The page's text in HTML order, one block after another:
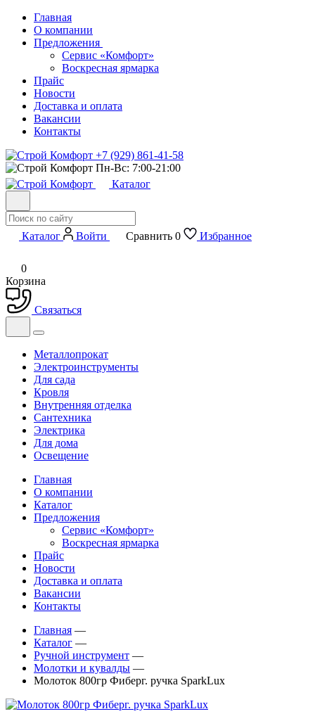
Главная
О компании
Предложения
Сервис «Комфорт»
Воскресная ярмарка
Прайс
Новости
Доставка и оплата
Вакансии
Контакты
+7 (929) 861-41-58
Пн-Вс: 7:00-21:00
Каталог
Каталог Войти Сравнить 0 Избранное
0
Корзина
Связаться
Металлопрокат
Электроинструменты
Для сада
Кровля
Внутренняя отделка
Сантехника
Электрика
Для дома
Освещение
Главная
О компании
Каталог
Предложения
Сервис «Комфорт»
Воскресная ярмарка
Прайс
Новости
Доставка и оплата
Вакансии
Контакты
Главная —
Каталог —
Ручной инструмент —
Молотки и кувалды —
Молоток 800гр Фиберг. ручка SparkLux